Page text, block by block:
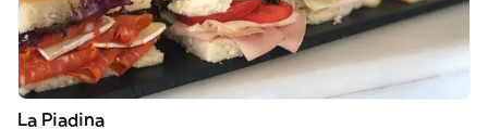
La Piadina